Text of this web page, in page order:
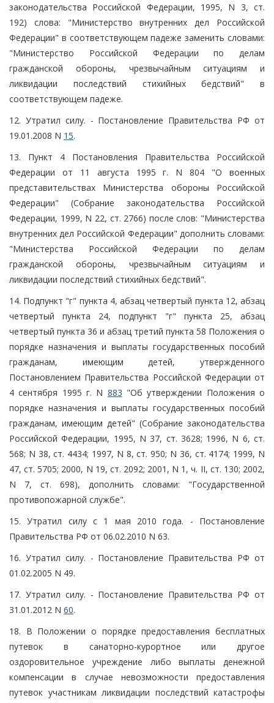
законодательства Российской Федерации, 1995, N 3, ст.
192) слова: "Министерство внутренних дел Российской
Федерации" в соответствующем падеже заменить словами:
"Министерство Российской Федерации по делам
гражданской обороны, чрезвычайным ситуациям и
ликвидации последствий стихийных бедствий" в
соответствующем падеже.
12. Утратил силу. - Постановление Правительства РФ от
19.01.2008 N 15.
13. Пункт 4 Постановления Правительства Российской
Федерации от 11 августа 1995 г. N 804 "О военных
представительствах Министерства обороны Российской
Федерации" (Собрание законодательства Российской
Федерации, 1999, N 22, ст. 2766) после слов: "Министерства
внутренних дел Российской Федерации" дополнить словами:
"Министерства Российской Федерации по делам
гражданской обороны, чрезвычайным ситуациям и
ликвидации последствий стихийных бедствий".
14. Подпункт "г" пункта 4, абзац четвертый пункта 12, абзац
четвертый пункта 24, подпункт "г" пункта 25, абзац
четвертый пункта 36 и абзац третий пункта 58 Положения о
порядке назначения и выплаты государственных пособий
гражданам, имеющим детей, утвержденного
Постановлением Правительства Российской Федерации от
4 сентября 1995 г. N 883 "Об утверждении Положения о
порядке назначения и выплаты государственных пособий
гражданам, имеющим детей" (Собрание законодательства
Российской Федерации, 1995, N 37, ст. 3628; 1996, N 6, ст.
568; N 38, ст. 4434; 1997, N 8, ст. 950; N 36, ст. 4174; 1999, N
47, ст. 5705; 2000, N 19, ст. 2092; 2001, N 1, ч. II, ст. 130; 2002,
N 7, ст. 698), дополнить словами: "Государственной
противопожарной службе".
15. Утратил силу с 1 мая 2010 года. - Постановление
Правительства РФ от 06.02.2010 N 63.
16. Утратил силу. - Постановление Правительства РФ от
01.02.2005 N 49.
17. Утратил силу. - Постановление Правительства РФ от
31.01.2012 N 60.
18. В Положении о порядке предоставления бесплатных
путевок в санаторно-курортное или другое
оздоровительное учреждение либо выплаты денежной
компенсации в случае невозможности предоставления
путевок участникам ликвидации последствий катастрофы